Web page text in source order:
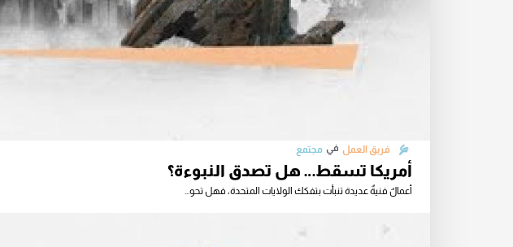
مجتمع في فريق العمل
أمريكا تسقط… هل تصدق النبوءة؟
أعمالٌ فنيةٌ عديدة تنبأت بتفكك الولايات المتحدة، فهل تحو...